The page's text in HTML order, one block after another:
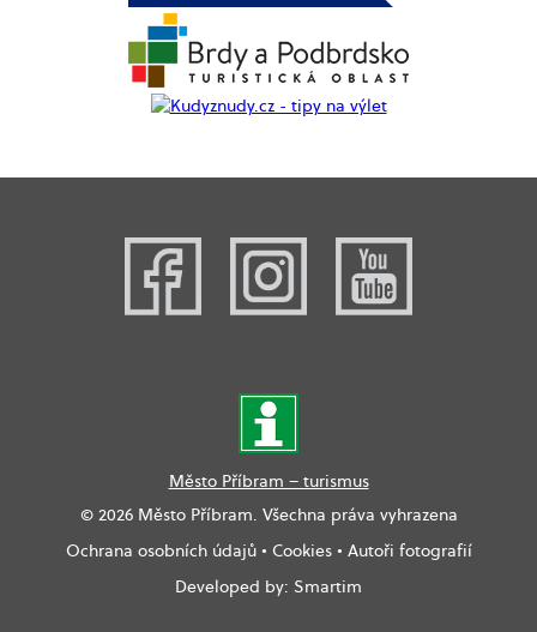
Město Příbram – turismus
© 2026 Město Příbram. Všechna práva vyhrazena
Ochrana osobních údajů• Cookies• Autoři fotografií
Developed by: Smartim